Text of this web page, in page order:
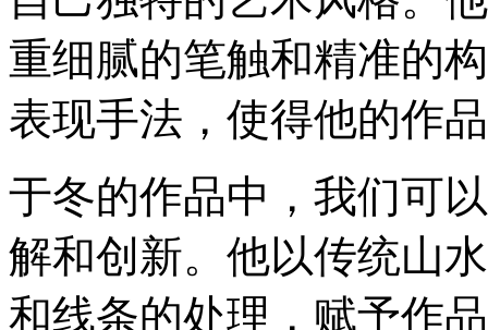
重细腻的笔触和精准的
表现手法，使得他的作
于冬的作品中，我们可
解和创新。他以传统山
和线条的处理，赋予作